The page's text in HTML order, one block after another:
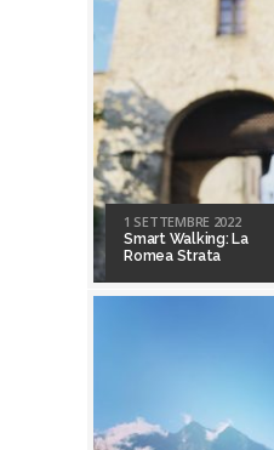
1 SETTEMBRE 2022
Smart Walking: La
Romea Strata